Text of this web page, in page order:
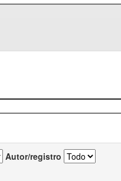
Autor/registro